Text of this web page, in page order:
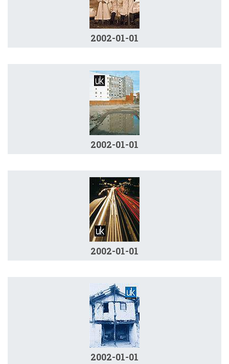
2002-01-01
2002-01-01
2002-01-01
2002-01-01